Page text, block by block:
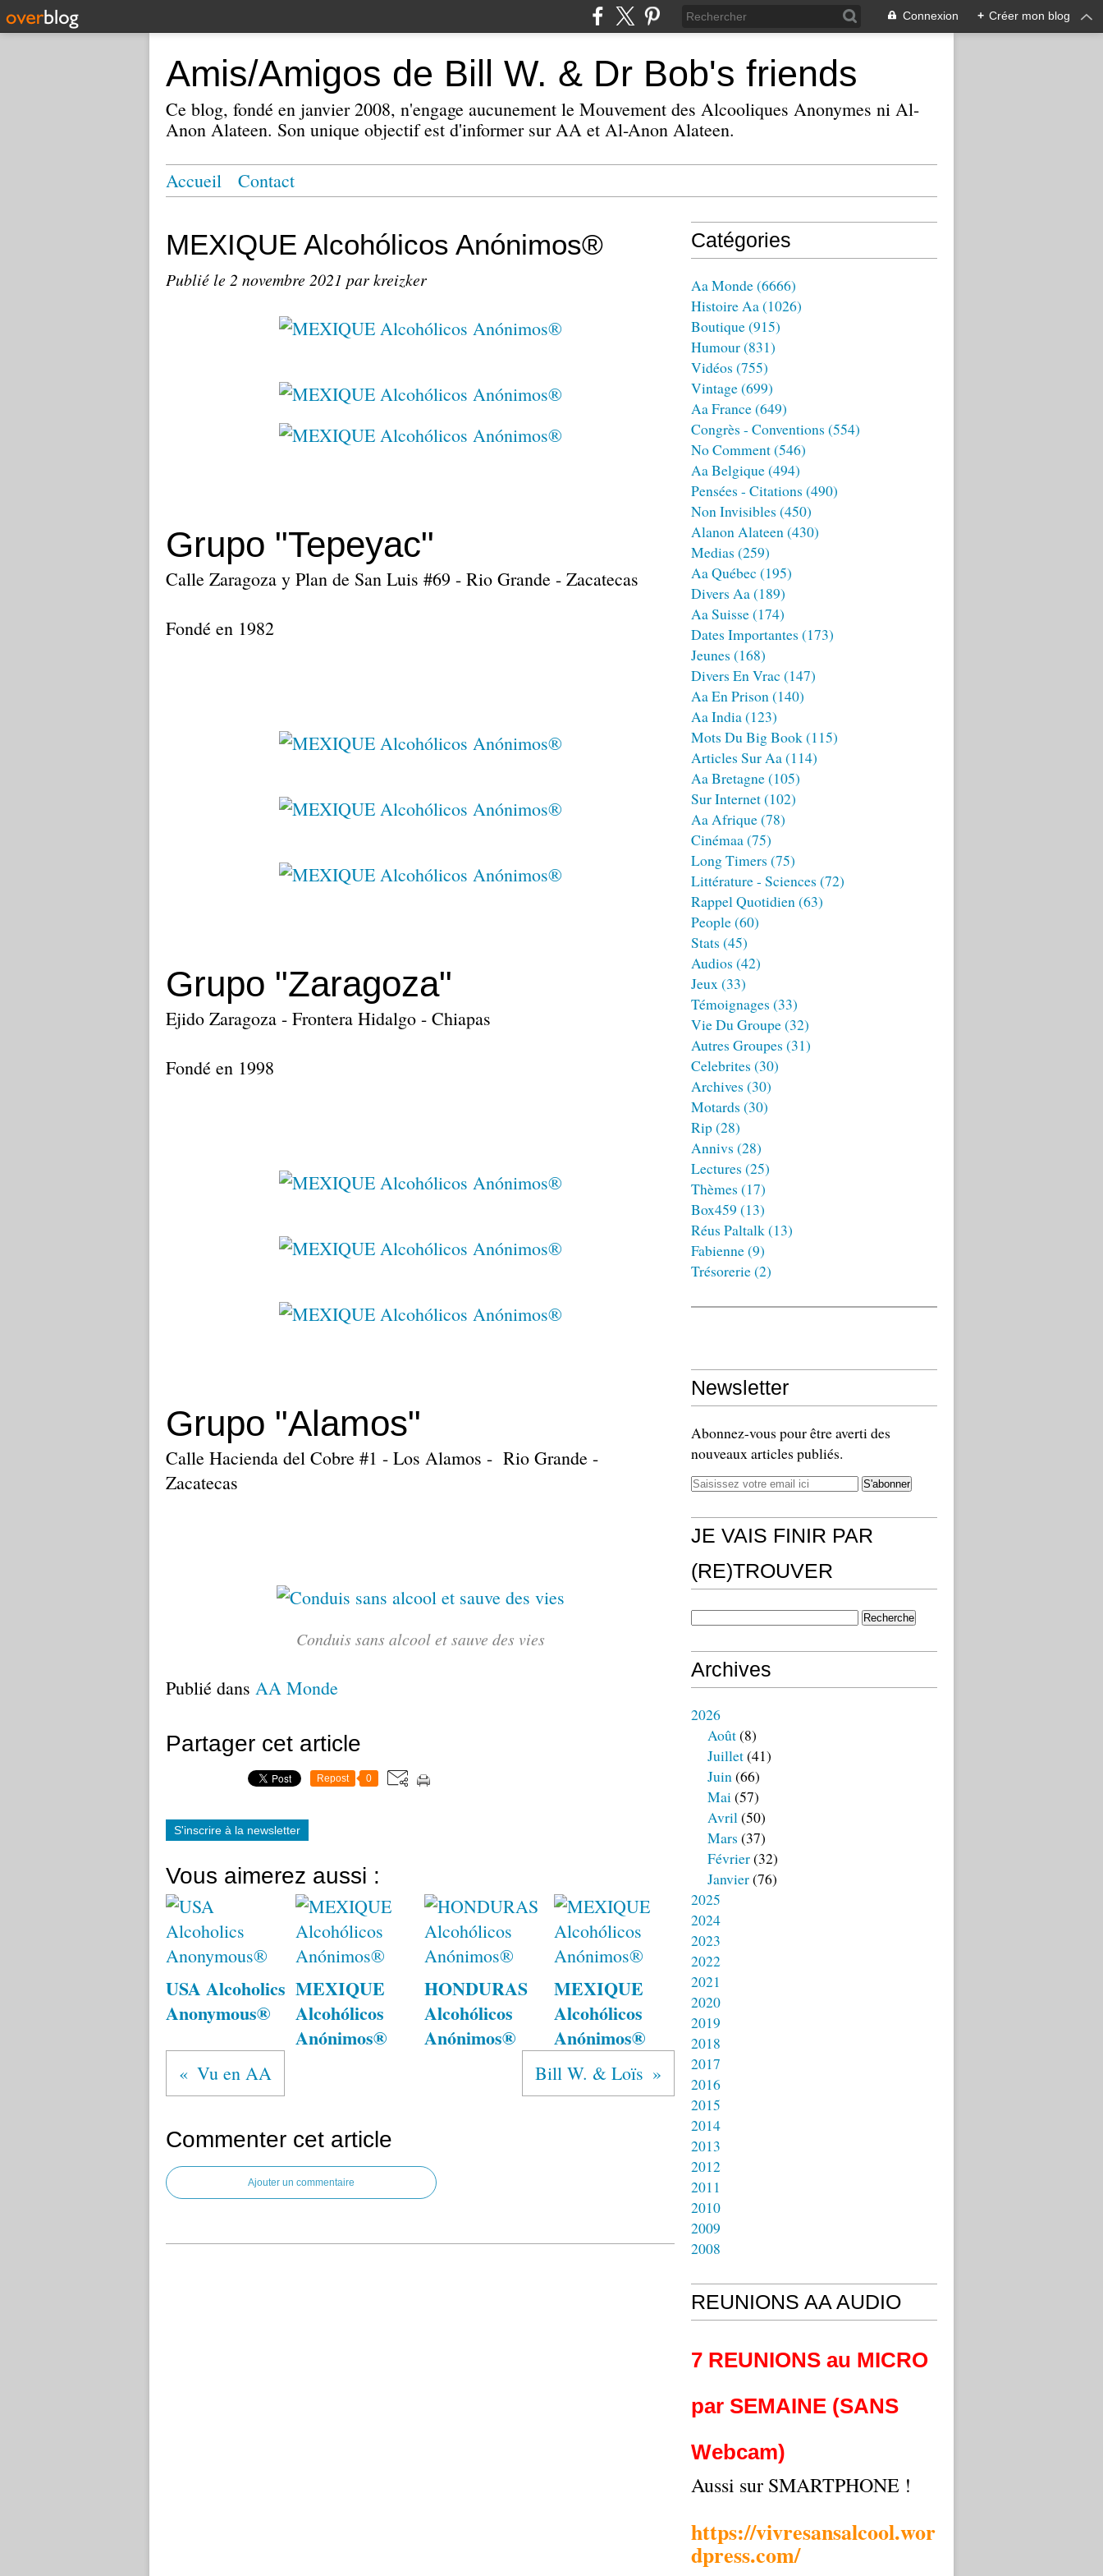
Connexion + Créer mon blog
Amis/Amigos de Bill W. & Dr Bob's friends
Ce blog, fondé en janvier 2008, n'engage aucunement le Mouvement des Alcooliques Anonymes ni Al-
Anon Alateen. Son unique objectif est d'informer sur AA et Al-Anon Alateen.
Accueil Contact
MEXIQUE Alcohólicos Anónimos®
Publié le 2 novembre 2021 par kreizker
Grupo "Tepeyac"
Calle Zaragoza y Plan de San Luis #69 - Rio Grande - Zacatecas
Fondé en 1982
Grupo "Zaragoza"
Ejido Zaragoza - Frontera Hidalgo - Chiapas
Fondé en 1998
Grupo "Alamos"
Calle Hacienda del Cobre #1 - Los Alamos - Rio Grande -
Zacatecas
Conduis sans alcool et sauve des vies
Publié dans AA Monde
Partager cet article
Repost 0
S'inscrire à la newsletter
Vous aimerez aussi :
USA Alcoholics
Anonymous®
MEXIQUE
Alcohólicos
Anónimos®
HONDURAS
Alcohólicos
Anónimos®
MEXIQUE
Alcohólicos
Anónimos®
Vu en AA Bill W. & Loïs
Commenter cet article
Ajouter un commentaire
Catégories
Aa Monde(6666)
Histoire Aa(1026)
Boutique(915)
Humour(831)
Vidéos (755)
Vintage(699)
Aa France(649)
Congrès - Conventions (554)
No Comment(546)
Aa Belgique(494)
Pensées - Citations (490)
Non Invisibles (450)
Alanon Alateen(430)
Medias (259)
Aa Québec (195)
Divers Aa(189)
Aa Suisse(174)
Dates Importantes (173)
Jeunes (168)
Divers En Vrac (147)
Aa En Prison(140)
Aa India(123)
Mots Du Big Book(115)
Articles Sur Aa(114)
Aa Bretagne(105)
Sur Internet(102)
Aa Afrique(78)
Cinémaa(75)
Long Timers (75)
Littérature - Sciences (72)
Rappel Quotidien(63)
People(60)
Stats (45)
Audios (42)
Jeux(33)
Témoignages (33)
Vie Du Groupe(32)
Autres Groupes (31)
Celebrites (30)
Archives (30)
Motards (30)
Rip(28)
Annivs (28)
Lectures (25)
Thèmes (17)
Box459 (13)
Réus Paltalk(13)
Fabienne(9)
Trésorerie(2)
Newsletter
Abonnez-vous pour être averti des
nouveaux articles publiés.
JE VAIS FINIR PAR
(RE)TROUVER
Archives
2026
Août(8)
Juillet(41)
Juin(66)
Mai(57)
Avril(50)
Mars (37)
Février(32)
Janvier(76)
2025
2024
2023
2022
2021
2020
2019
2018
2017
2016
2015
2014
2013
2012
2011
2010
2009
2008
REUNIONS AA AUDIO
7 REUNIONS au MICRO
par SEMAINE (SANS
Webcam)
Aussi sur SMARTPHONE !
https://vivresansalcool.wor
dpress.com/